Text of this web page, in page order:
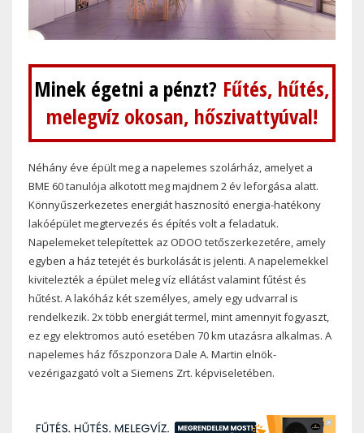
Minek égetni a pénzt? Fűtés, hűtés,
melegvíz okosan, hőszivattyúval!
Néhány éve épült meg a napelemes szolárház, amelyet a
BME 60 tanulója alkotott meg majdnem 2 év leforgása alatt.
Könnyűszerkezetes energiát hasznosító energia-hatékony
lakóépület megtervezés és építés volt a feladatuk.
Napelemeket telepítettek az ODOO tetőszerkezetére, amely
egyben a ház tetejét és burkolását is jelenti. A napelemekkel
kivitelezték a épület meleg víz ellátást valamint fűtést és
hűtést. A lakóház két személyes, amely egy udvarral is
rendelkezik. 2x több energiát termel, mint amennyit fogyaszt,
ez egy elektromos autó esetében 70 km utazásra alkalmas. A
napelemes ház főszponzora Dale A. Martin elnök-
vezérigazgató volt a Siemens Zrt. képviseletében.